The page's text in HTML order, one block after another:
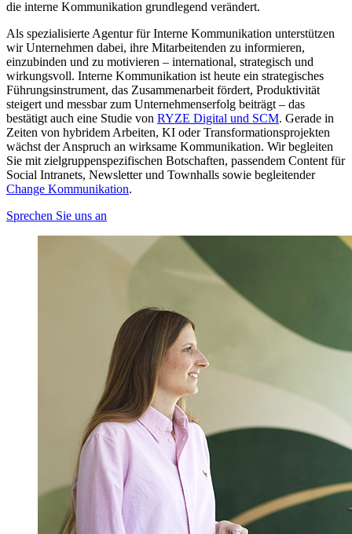
die interne Kommunikation grundlegend verändert.
Als spezialisierte Agentur für Interne Kommunikation unterstützen
wir Unternehmen dabei, ihre Mitarbeitenden zu informieren,
einzubinden und zu motivieren – international, strategisch und
wirkungsvoll. Interne Kommunikation ist heute ein strategisches
Führungsinstrument, das Zusammenarbeit fördert, Produktivität
steigert und messbar zum Unternehmenserfolg beiträgt – das
bestätigt auch eine Studie von RYZE Digital und SCM. Gerade in
Zeiten von hybridem Arbeiten, KI oder Transformationsprojekten
wächst der Anspruch an wirksame Kommunikation. Wir begleiten
Sie mit zielgruppenspezifischen Botschaften, passendem Content für
Social Intranets, Newsletter und Townhalls sowie begleitender
Change Kommunikation.
Sprechen Sie uns an